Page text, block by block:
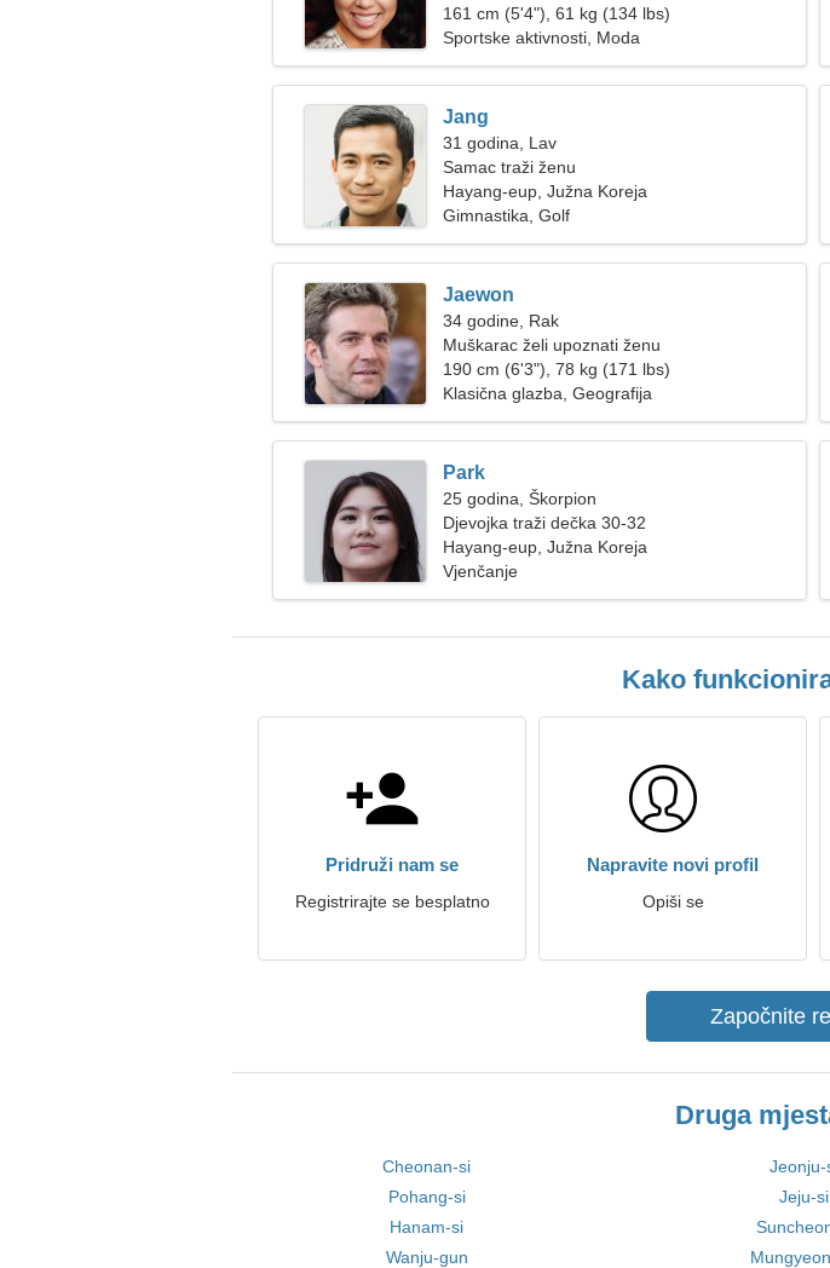
161 cm (5'4"), 61 kg (134 lbs)
Sportske aktivnosti, Moda
Jang
31 godina, Lav
Samac traži ženu
Hayang-eup, Južna Koreja
Gimnastika, Golf
Jaewon
34 godine, Rak
Muškarac želi upoznati ženu
190 cm (6'3"), 78 kg (171 lbs)
Klasična glazba, Geografija
Park
25 godina, Škorpion
Djevojka traži dečka 30-32
Hayang-eup, Južna Koreja
Vjenčanje
Kako
Pridruži nam se
Registrirajte se besplatno
Napravite novi profil
Opiši se
Započnite
Druga
Cheonan-si Jeonju-
Pohang-si
Jeju-si
Hanam-si
Wanju-gun